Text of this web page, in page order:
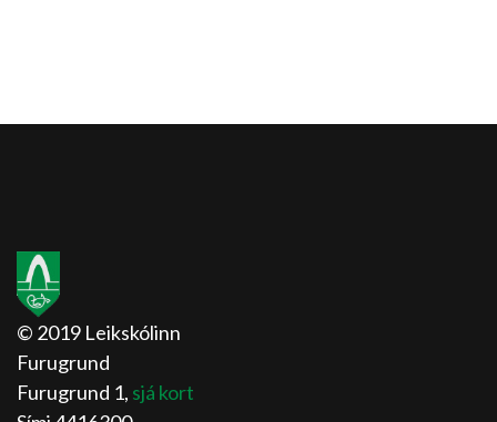
© 2019 Leikskólinn
Furugrund
Furugrund 1, sjá kort